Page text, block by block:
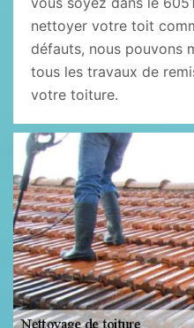
nettoyer votre toit
défauts, nous pouvons
tous les travaux de
votre toiture.